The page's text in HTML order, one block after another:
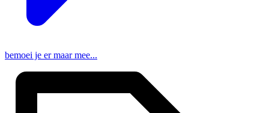
bemoei je er maar mee...